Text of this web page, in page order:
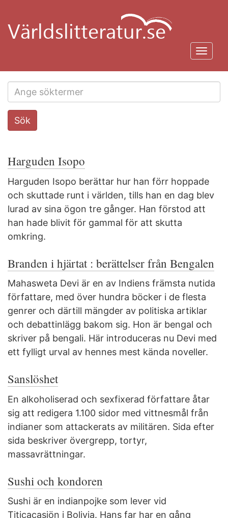
huvudinnehåll
Search
this
Sök
Harguden Isopo
Harguden Isopo berättar hur han förr hoppade
och skuttade runt i världen, tills han en dag blev
lurad av sina ögon tre gånger. Han förstod att
han hade blivit för gammal för att skutta
omkring.
Branden i hjärtat : berättelser från Bengalen
Mahasweta Devi är en av Indiens främsta nutida
författare, med över hundra böcker i de flesta
genrer och därtill mängder av politiska artiklar
och debattinlägg bakom sig. Hon är bengal och
skriver på bengali. Här introduceras nu Devi med
ett fylligt urval av hennes mest kända noveller.
Sanslöshet
En alkoholiserad och sexfixerad författare åtar
sig att redigera 1.100 sidor med vittnesmål från
indianer som attackerats av militären. Sida efter
sida beskriver övergrepp, tortyr,
massavrättningar.
Sushi och kondoren
Sushi är en indianpojke som lever vid
Titicacasjön i Bolivia. Hans far har en gång